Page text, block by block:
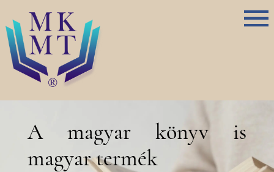
A magyar könyv is
magyar termék